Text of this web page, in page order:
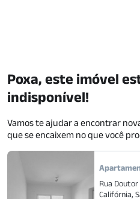
Rua
Califórnia,
Poxa, este imóvel
indisponível!
Vamos te ajudar a encontrar
que se encaixem no que você